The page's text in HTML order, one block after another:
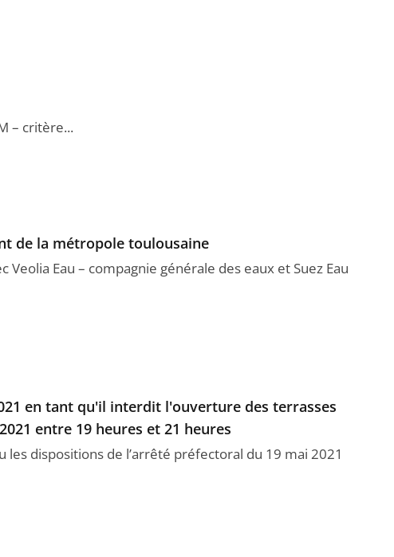
– critère...
de la métropole toulousaine
Eau – compagnie générale des eaux et Suez Eau
en tant qu'il interdit l'ouverture des terrasses
entre 19 heures et 21 heures
dispositions de l’arrêté préfectoral du 19 mai 2021